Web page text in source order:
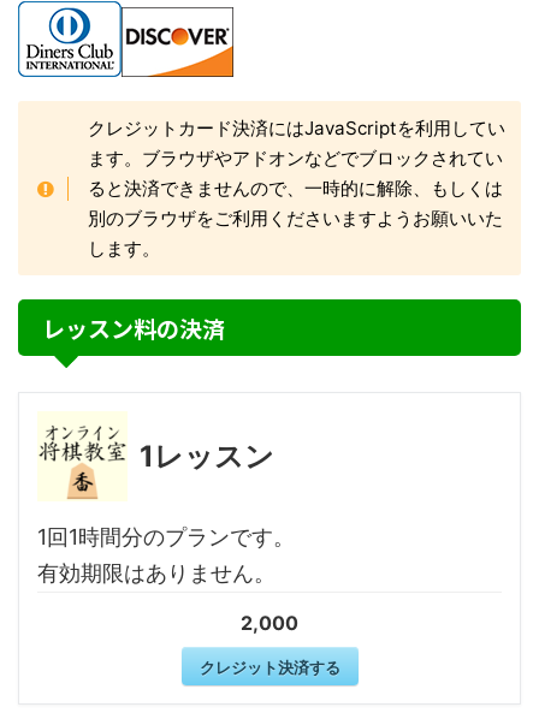
クレジットカード決済にはJavaScriptを利用してい
ます。ブラウザやアドオンなどでブロックされてい
ると決済できませんので、一時的に解除、もしくは
別のブラウザをご利用くださいますようお願いいた
します。
レッスン料の決済
1レッスン
1回1時間分のプランです。
有効期限はありません。
2,000
クレジット決済する